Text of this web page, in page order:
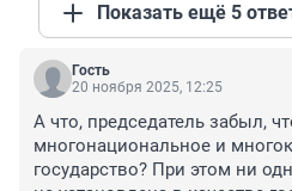
Показать ещё 5
Гость
20 ноября 2025, 12:25
А что, председатель забыл,
многонациональное и
государство? При этом ни